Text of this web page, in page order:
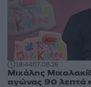
18:4407.08.26
Μιχάλης
αγώνας 90 λεπτά